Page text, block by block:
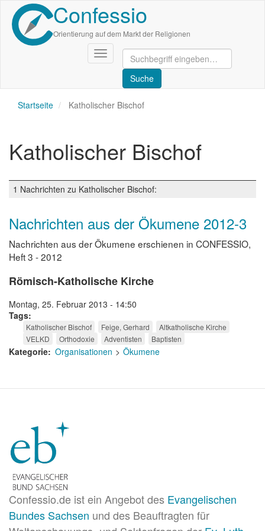
Direkt
zum
Inhalt
Confessio
Orientierung auf dem Markt der Religionen
Navigation
aktivieren/deaktivieren
Startseite Katholischer Bischof
Katholischer Bischof
1 Nachrichten zu Katholischer Bischof:
Nachrichten aus der Ökumene 2012-3
Nachrichten aus der Ökumene erschienen in CONFESSIO,
Heft 3 - 2012
Römisch-Katholische Kirche
Montag, 25. Februar 2013 - 14:50
Tags
Katholischer Bischof Feige, Gerhard
Altkatholische Kirche
VELKD
Orthodoxie Adventisten Baptisten
Kategorie Organisationen Ökumene
Confessio.de ist ein Angebot des Evangelischen
Bundes Sachsen und des Beauftragten für